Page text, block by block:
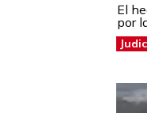
El
por